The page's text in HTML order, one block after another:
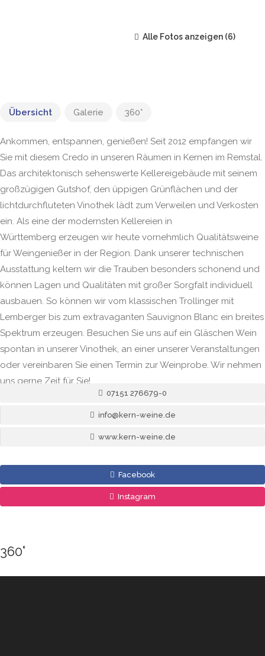
Alle Fotos anzeigen
Übersicht Galerie 360°
Ankommen, entspannen, genießen! Seit 2012 empfangen wir
Sie mit diesem Credo in unseren Räumen in Kernen im Remstal.
Das architektonisch sehenswerte Kellereigebäude mit seinem
großzügigen Gutshof, den üppigen Grünflächen und der
lichtdurchfluteten Vinothek lädt zum Verweilen und Verkosten
ein. Als eine der modernsten Kellereien in
Württemberg erzeugen wir heute vornehmlich Qualitätsweine
für Weingenießer in der Region. Dank unserer technischen
Ausstattung keltern wir die Trauben besonders schonend und
können Lagen und Qualitäten mit großer Sorgfalt individuell
ausbauen. So können wir vom klassischen Trollinger mit
Lemberger bis zum extravaganten Sauvignon Blanc ein breites
Spektrum erzeugen. Besuchen Sie uns auf ein Gläschen Wein
spontan in unserer Vinothek, an einer unserer Veranstaltungen
oder vereinbaren Sie einen Termin zur Weinprobe. Wir nehmen
uns gerne Zeit für Sie!
07151 276679-0
info@kern-weine.de
www.kern-weine.de
Facebook
Instagram
360°